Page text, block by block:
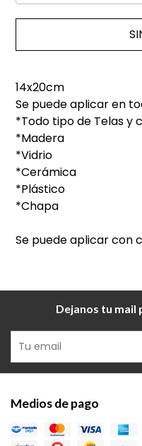
14x20cm
Se puede aplicar en
*Todo tipo de Telas y
*Madera
*Vidrio
*Cerámica
*Plástico
*Chapa
Se puede aplicar con
Dejanos tu mail
Medios de pago